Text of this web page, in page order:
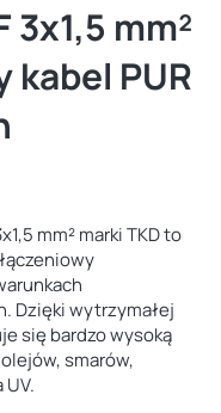
3x1,5 mm²
kabel PUR
mm² marki TKD to
Dzięki wytrzymałej
się bardzo wysoką
smarów,